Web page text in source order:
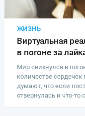
ЖИЗНЬ
Виртуальная
в погоне за
Мир свихнулся в
количестве
думают, что если
отвернулась и что-